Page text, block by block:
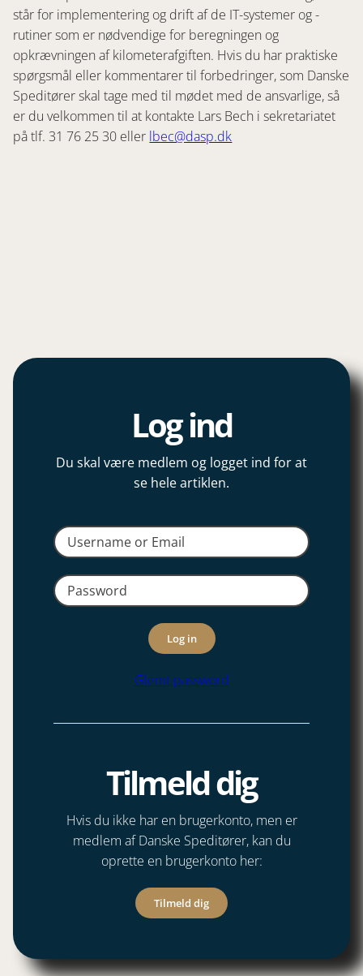
står for implementering og drift af de IT-systemer og -
rutiner som er nødvendige for beregningen og
opkrævningen af kilometerafgiften. Hvis du har praktiske
spørgsmål eller kommentarer til forbedringer, som Danske
Speditører skal tage med til mødet med de ansvarlige, så
er du velkommen til at kontakte Lars Bech i sekretariatet
på tlf. 31 76 25 30 eller lbec@dasp.dk
Log ind
Du skal være medlem og logget ind for at
se hele artiklen.
Log in
Glemt password
Tilmeld dig
Hvis du ikke har en brugerkonto, men er
medlem af Danske Speditører, kan du
oprette en brugerkonto her:
Tilmeld dig